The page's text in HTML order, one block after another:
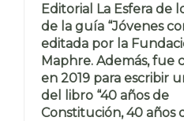
Editorial La Esfera de
de la guía “Jóvenes
editada por la
Maphre. Además, fue
en 2019 para escribir
del libro “40 años de
Constitución, 40 años